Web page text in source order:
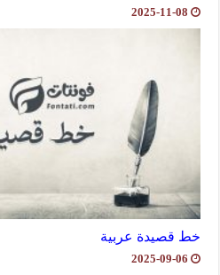
2025-11-08
خط قصيدة عربية
2025-09-06